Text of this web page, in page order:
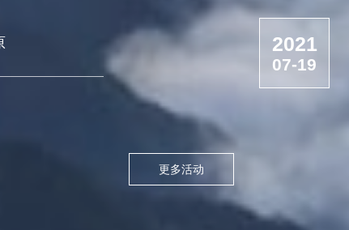
2021
07-19
更多活动